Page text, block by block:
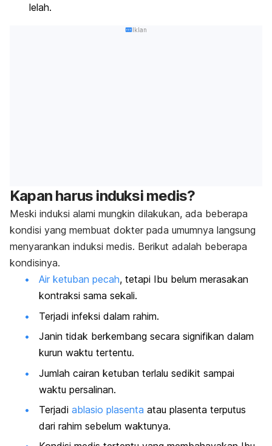
lelah.
Iklan
Kapan harus induksi medis?
Meski induksi alami mungkin dilakukan, ada beberapa
kondisi yang membuat dokter pada umumnya langsung
menyarankan induksi medis. Berikut adalah beberapa
kondisinya.
Air ketuban pecah, tetapi Ibu belum merasakan
kontraksi sama sekali.
Terjadi infeksi dalam rahim.
Janin tidak berkembang secara signifikan dalam
kurun waktu tertentu.
Jumlah cairan ketuban terlalu sedikit sampai
waktu persalinan.
Terjadi ablasio plasenta atau plasenta terputus
dari rahim sebelum waktunya.